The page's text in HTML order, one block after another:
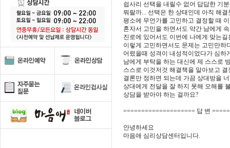
쉽사리 선택을 내릴수 없어 답답한 기
뭐랄까... 선택은 한 상태인데 아직 해결
평소에 무언가를 고민하고 결정할 때
혼자서 고민을 하면서도 약간 남에게
진로에 있어서도 이번에 나에게 맞는
이렇게 고민하면서도 문제는 고민만
어렸을때 성격이 내성적이었다가 심하
남에게 부탁을 하는 대신에 제 스스로
스스로 이것저것 해결책을 알아보고
결론만 정하면 되는데 가끔 상대방을
상대에게 전달을 잘 하지 못해 오해를
상담을 받아야 하는 걸까요?
==================== 답 변
안녕하세요
마음애 심리상담센터입니다.